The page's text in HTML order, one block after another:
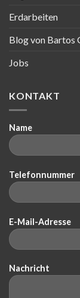
Erdarbeiten
Blog von Bartos
Jobs
KONTAKT
Name
Telefonnummer
E-Mail-Adresse
Nachricht